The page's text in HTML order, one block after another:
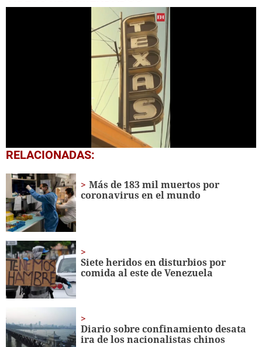
0
seconds
minutes,
15
seconds
RELACIONADAS:
Más de 183 mil muertos por
coronavirus en el mundo
Siete heridos en disturbios por
comida al este de Venezuela
Diario sobre confinamiento desata
ira de los nacionalistas chinos